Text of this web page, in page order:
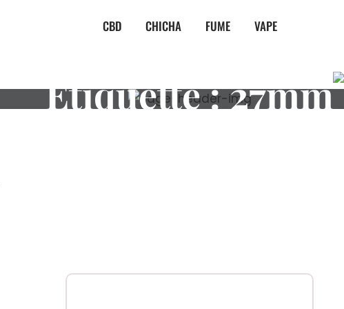
CBD CHICHA FUME VAPE
Étiquette :27mm